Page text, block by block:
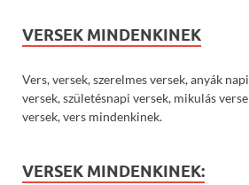
VERSEK MINDENKINEK
Vers, versek, szerelmes versek, anyák
versek, születésnapi versek, mikulás
versek, vers mindenkinek.
VERSEK MINDENKINEK: